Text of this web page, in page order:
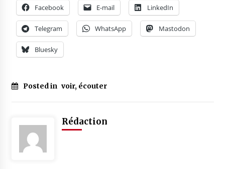
Facebook E-mail LinkedIn
Telegram WhatsApp Mastodon
Bluesky
Posted in voir, écouter
Rédaction